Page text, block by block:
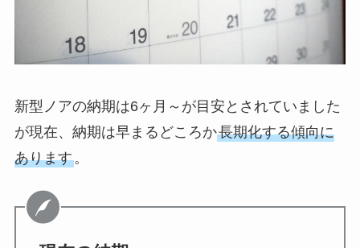
新型ノアの納期は6ヶ月～が目安とされていました
が現在、納期は早まるどころか長期化する傾向に
あります。